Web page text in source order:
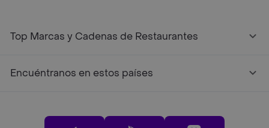
Top Marcas y Cadenas de Restaurantes
Encuéntranos en estos países